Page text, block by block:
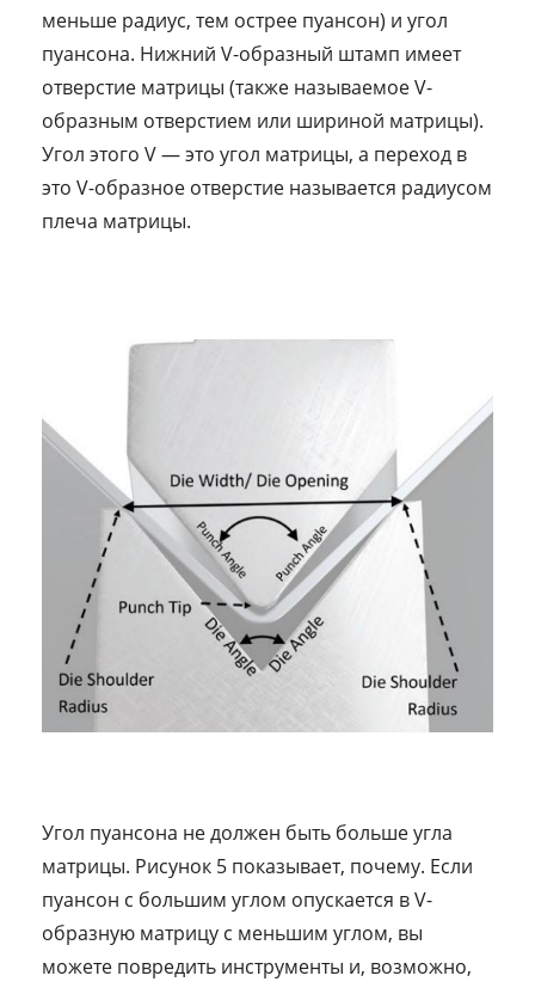
меньше радиус, тем острее пуансон) и угол
пуансона. Нижний V-образный штамп имеет
отверстие матрицы (также называемое V-
образным отверстием или шириной матрицы).
Угол этого V — это угол матрицы, а переход в
это V-образное отверстие называется радиусом
плеча матрицы.
Угол пуансона не должен быть больше угла
матрицы. Рисунок 5 показывает, почему. Если
пуансон с большим углом опускается в V-
образную матрицу с меньшим углом, вы
можете повредить инструменты и, возможно,